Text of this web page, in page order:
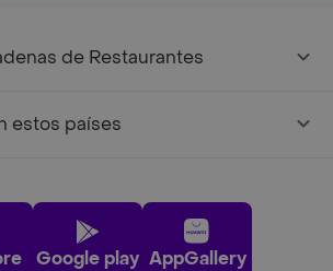
de Restaurantes
estos países
Google play AppGallery